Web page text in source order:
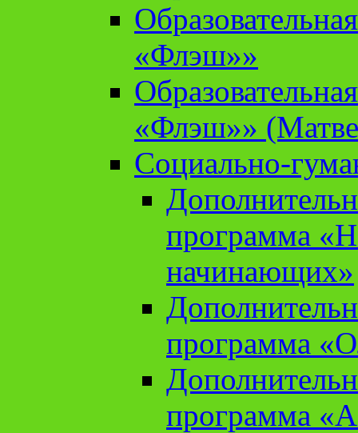
«Флэш»»
«Флэш»»
Социально-
программа
начинающих»
программа
программа